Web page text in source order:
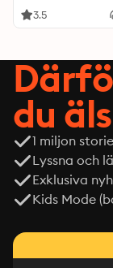
3.5
du
1 miljon
Lyssna och
Exklusiva
Kids Mode